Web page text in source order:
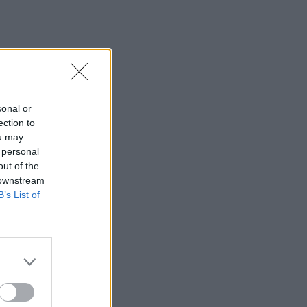
or
to
may
of the
List of
καταγγελία ότι κλείδωσε την 17χρονη
πρώην του ε σπίτι